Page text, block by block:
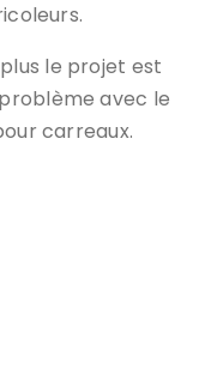
le projet est
avec le
carreaux.